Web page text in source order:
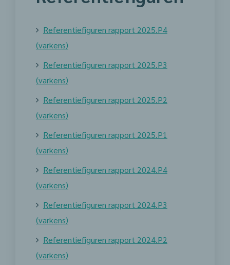
Referentiefiguren rapport 2025.P4
(varkens)
Referentiefiguren rapport 2025.P3
(varkens)
Referentiefiguren rapport 2025.P2
(varkens)
Referentiefiguren rapport 2025.P1
(varkens)
Referentiefiguren rapport 2024.P4
(varkens)
Referentiefiguren rapport 2024.P3
(varkens)
Referentiefiguren rapport 2024.P2
(varkens)